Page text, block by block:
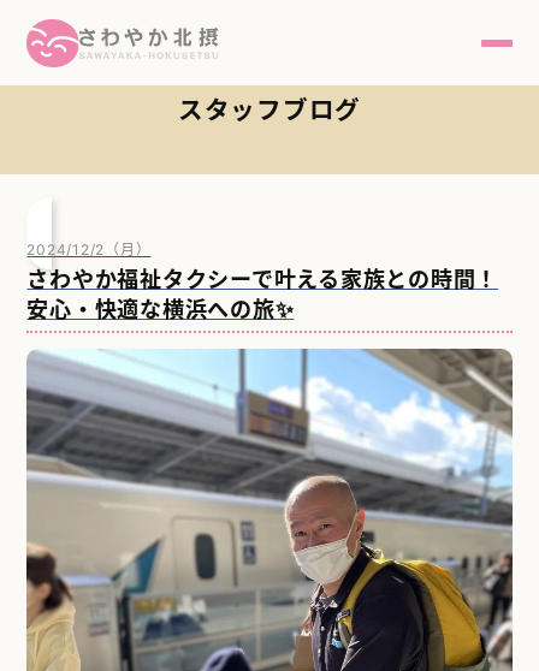
事業内容
団体概要
ご寄付について
アクセス
お問い合わせ
採用情報
072-792-3532
スタッフブログ
2024/12/2（月）
さわやか福祉タクシーで叶える家族との時間！
安心・快適な横浜への旅✨